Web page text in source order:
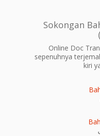
Sokongan
Online Doc
sepenuhnya
kiri